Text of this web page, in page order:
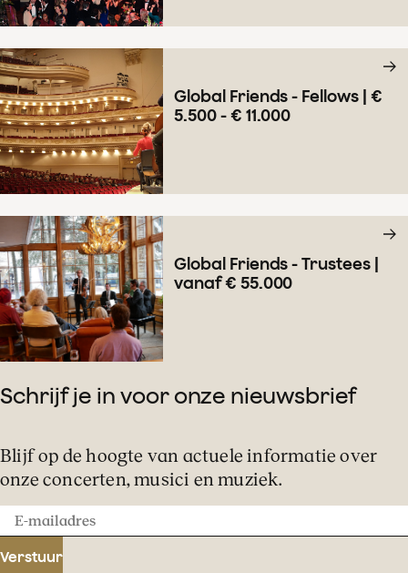
Global Friends - Fellows | €
5.500 - € 11.000
Global Friends - Trustees |
vanaf € 55.000
Schrijf je in voor onze nieuwsbrief
Blijf op de hoogte van actuele informatie over
onze concerten, musici en muziek.
E-
mailadres
Verstuur